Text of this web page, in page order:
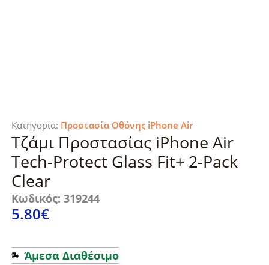
Κατηγορία: Προστασία Οθόνης iPhone Air
Τζάμι Προστασίας iPhone Air
Tech-Protect Glass Fit+ 2-Pack
Clear
Κωδικός: 319244
5.80€
Άμεσα Διαθέσιμο